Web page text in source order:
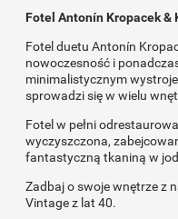
Fotel Antonín Kropacek
Fotel duetu Antonín
nowoczesność i
minimalistycznym
sprowadzi się w wielu
Fotel w pełni
wyczyszczona,
fantastyczną tkaniną w
Zadbaj o swoje wnętrze z
Vintage z lat 40.